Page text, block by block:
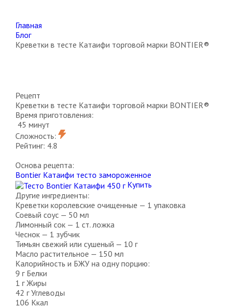
Главная
Блог
Креветки в тесте Катаифи торговой марки BONTIER®
Рецепт
Креветки в тесте Катаифи торговой марки BONTIER®
Время приготовления:
45 минут
Сложность:
Рейтинг: 4.8
Основа рецепта:
Bontier Катаифи тесто замороженное
Купить
Другие ингредиенты:
Креветки королевские очищенные — 1 упаковка
Соевый соус — 50 мл
Лимонный сок — 1 ст. ложка
Чеснок — 1 зубчик
Тимьян свежий или сушеный — 10 г
Масло растительное — 150 мл
Калорийность и БЖУ на одну порцию:
9 гБелки
1 гЖиры
42 гУглеводы
106 Ккал